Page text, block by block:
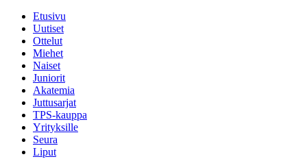
Etusivu
Uutiset
Ottelut
Miehet
Naiset
Juniorit
Akatemia
Juttusarjat
TPS-kauppa
Yrityksille
Seura
Liput